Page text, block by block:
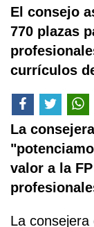
El consejo
770 plazas
currículos
La
valor a la
La consejera